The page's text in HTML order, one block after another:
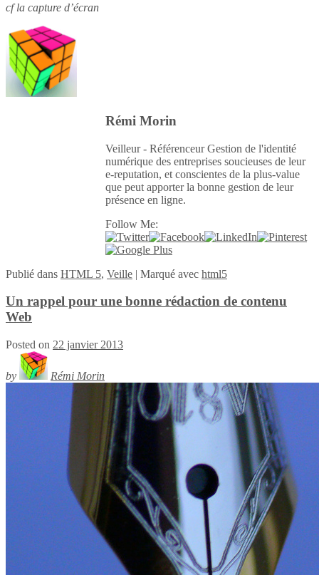
cf la capture d’écran
Rémi Morin
Veilleur - Référenceur Gestion de l'identité
numérique des entreprises soucieuses de leur
e-reputation, et conscientes de la plus-value
que peut apporter la bonne gestion de leur
présence en ligne.
Follow Me:
Publié dans HTML 5, Veille | Marqué avec html5
Un rappel pour une bonne rédaction de contenu
Web
Posted on 22 janvier 2013
by Rémi Morin